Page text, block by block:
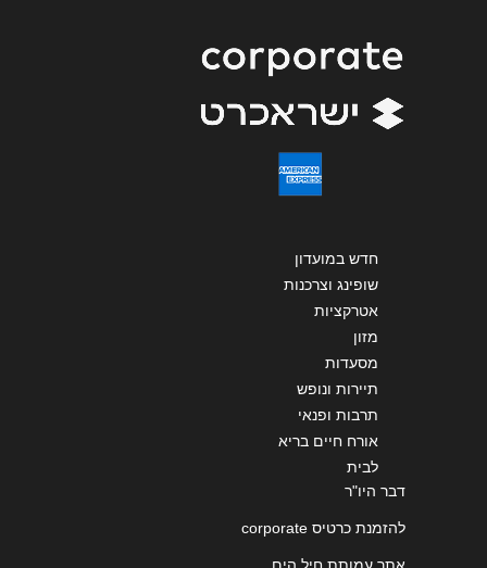
חדש במועדון
שופינג וצרכנות
אטרקציות
מזון
מסעדות
תיירות ונופש
תרבות ופנאי
אורח חיים בריא
לבית
דבר היו"ר
להזמנת כרטיס corporate